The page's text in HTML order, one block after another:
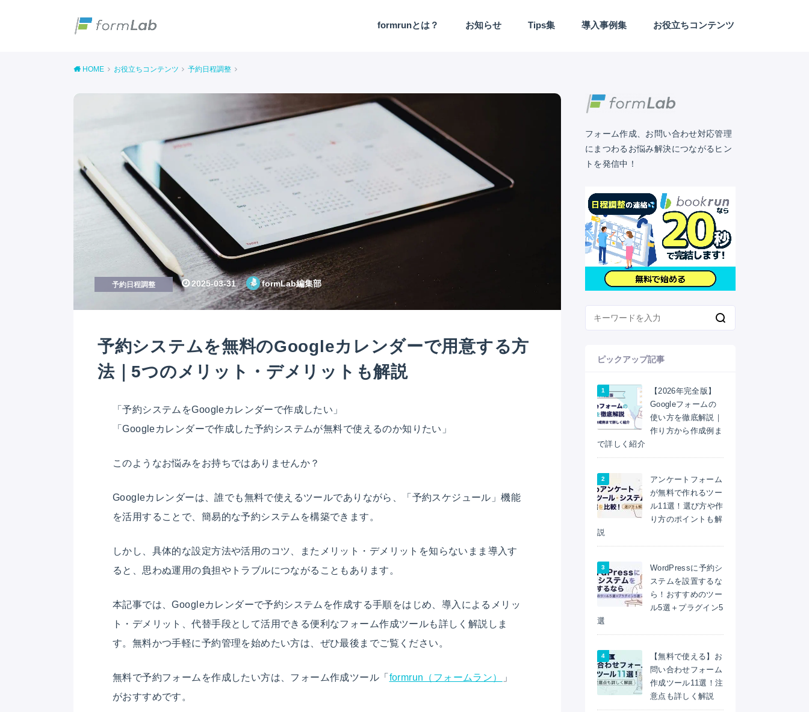
formrunとは？ お知らせ Tips集 導入事例集 お役立ちコンテンツ
HOME お役立ちコンテンツ 予約日程調整
予約システムを無料のGoogleカレンダーで用意する方
法｜5つのメリット・デメリットも解説
2025-03-31 formLab編集部
予約日程調整
「予約システムをGoogleカレンダーで作成したい」
「Googleカレンダーで作成した予約システムが無料で使えるのか知りたい」
このようなお悩みをお持ちではありませんか？
Googleカレンダーは、誰でも無料で使えるツールでありながら、「予約スケジュール」機能
を活用することで、簡易的な予約システムを構築できます。
しかし、具体的な設定方法や活用のコツ、またメリット・デメリットを知らないまま導入す
ると、思わぬ運用の負担やトラブルにつながることもあります。
本記事では、Googleカレンダーで予約システムを作成する手順をはじめ、導入によるメリッ
ト・デメリット、代替手段として活用できる便利なフォーム作成ツールも詳しく解説しま
す。無料かつ手軽に予約管理を始めたい方は、ぜひ最後までご覧ください。
無料で予約フォームを作成したい方は、フォーム作成ツール「formrun（フォームラン）
」
がおすすめです。
フォーム作成、お問い合わせ対応管理
にまつわるお悩み解決につながるヒン
トを発信中！
ピックアップ記事
【2026年完全版】
Googleフォームの
使い方を徹底解説｜
作り方から作成例ま
で詳しく紹介
アンケートフォーム
が無料で作れるツー
ル11選！選び方や作
り方のポイントも解
説
WordPressに予約シ
ステムを設置するな
ら！おすすめのツー
ル5選＋プラグイン5
選
【無料で使える】お
問い合わせフォーム
作成ツール11選！注
意点も詳しく解説